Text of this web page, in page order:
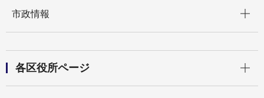
市政情報
各区役所ページ